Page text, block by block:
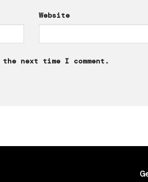
Website
next time I comment.